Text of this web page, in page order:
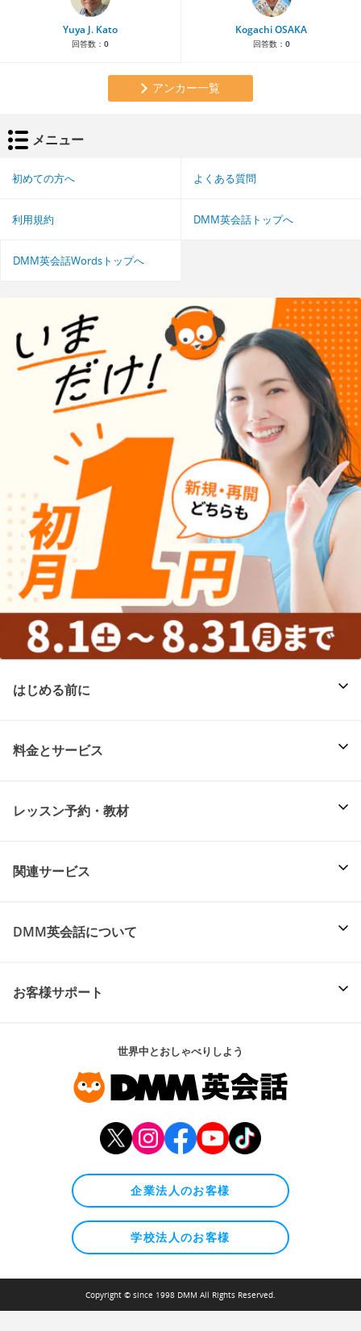
Yuya J. Kato
回答数： 0
Kogachi OSAKA
回答数： 0
アンカー一覧
メニュー
初めての方へ よくある質問
利用規約 DMM英会話トップへ
DMM英会話Wordsトップへ
はじめる前に
料金とサービス
レッスン予約・教材
関連サービス
DMM英会話について
お客様サポート
世界中とおしゃべりしよう
企業法人のお客様
学校法人のお客様
Copyright © since 1998 DMM All Rights Reserved.